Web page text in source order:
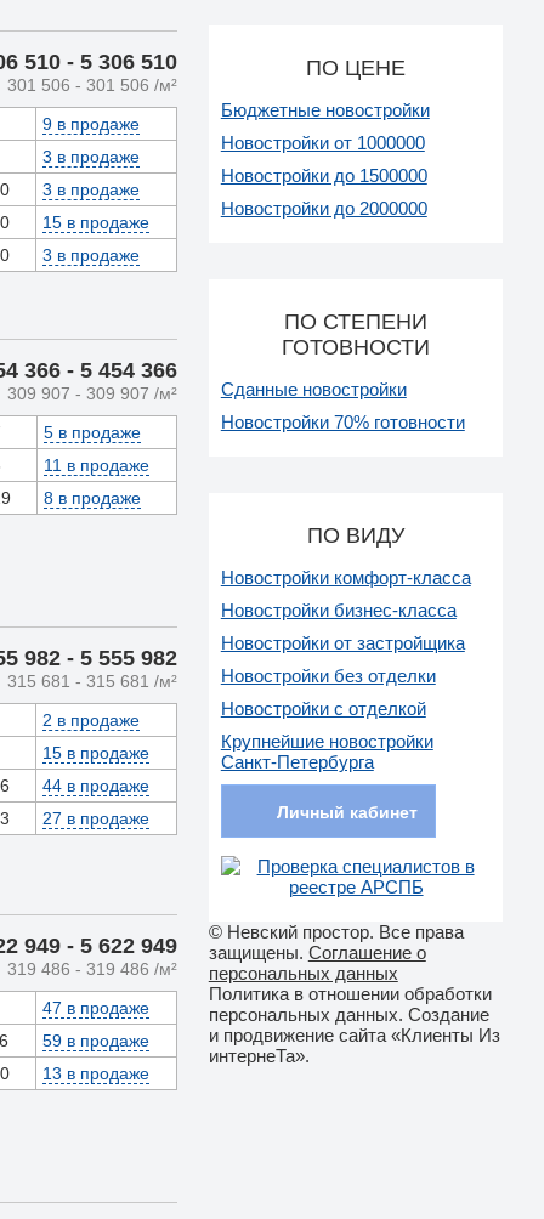
510- 5 306 510
301 506- 301 506/м²
9 в продаже
3 в продаже
3 в продаже
15 в продаже
3 в продаже
366- 5 454 366
309 907- 309 907/м²
5 в продаже
11 в продаже
8 в продаже
982- 5 555 982
315 681- 315 681/м²
2 в продаже
15 в продаже
44 в продаже
27 в продаже
949- 5 622 949
319 486- 319 486/м²
47 в продаже
59 в продаже
13 в продаже
ПО ЦЕНЕ
Бюджетные новостройки
Новостройки от 1000000
Новостройки до 1500000
Новостройки до 2000000
ПО СТЕПЕНИ
ГОТОВНОСТИ
Сданные новостройки
Новостройки 70% готовности
ПО ВИДУ
Новостройки комфорт-класса
Новостройки бизнес-класса
Новостройки от застройщика
Новостройки без отделки
Новостройки с отделкой
Крупнейшие новостройки
Санкт-Петербурга
Личный кабинет
© Невский простор. Все права
защищены. Соглашение о
персональных данных
Политика в отношении обработки
персональных данных. Создание
и продвижение сайта «Клиенты Из
интернеТа».